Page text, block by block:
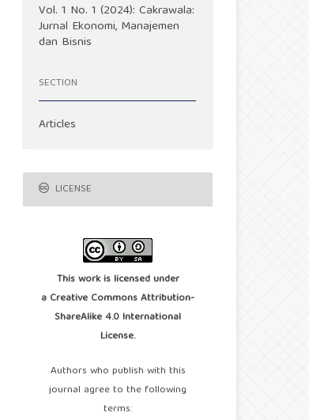
Vol. 1 No. 1 (2024): Cakrawala:
Jurnal Ekonomi, Manajemen
dan Bisnis
SECTION
Articles
LICENSE
This work is licensed under
a Creative Commons Attribution-
ShareAlike 4.0 International
License.
Authors who publish with this
journal agree to the following
terms: